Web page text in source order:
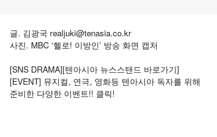
글. 김광국 realjuki@tenasia.co.kr
사진. MBC ‘헬로! 이방인’ 방송 화면 캡처
[SNS DRAMA][텐아시아 뉴스스탠드 바로가기]
[EVENT] 뮤지컬, 연극, 영화등 텐아시아 독자를 위해
준비한 다양한 이벤트!! 클릭!